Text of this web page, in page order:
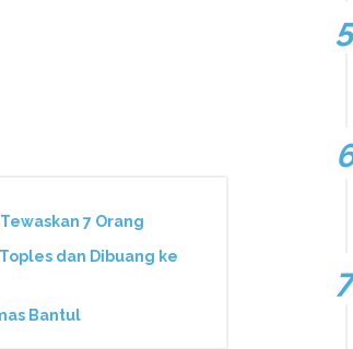
7 Orang
dan Dibuang ke
Bantul